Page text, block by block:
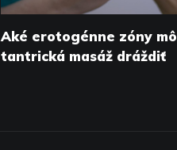
Aké erotogénne zóny
tantrická masáž dráždiť